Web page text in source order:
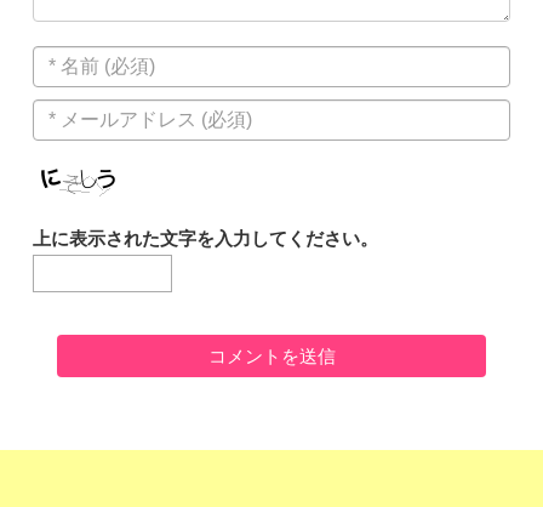
上に表示された文字を入力してください。